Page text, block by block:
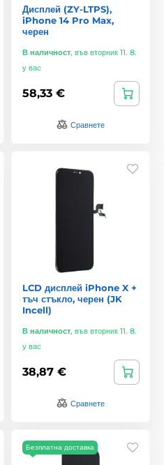
Дисплей (ZY-LTPS),
iPhone 14 Pro Max,
черен
В наличност, във вторник 11. 8.
у вас
58,33 €
Сравнете
LCD дисплей iPhone X +
тъч стъкло, черен (JK
Incell)
В наличност, във вторник 11. 8.
у вас
38,87 €
Сравнете
Безплатна доставка